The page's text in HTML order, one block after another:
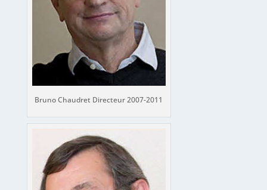
Bruno Chaudret Directeur 2007-2011